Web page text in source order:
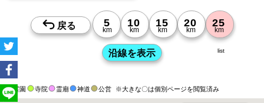
霊園 寺院 霊廟 神道 公営 ※大きな〇は個別ページを閲覧済み
list